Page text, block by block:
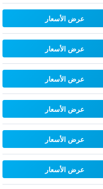
عرض الأسعار
عرض الأسعار
عرض الأسعار
عرض الأسعار
عرض الأسعار
عرض الأسعار